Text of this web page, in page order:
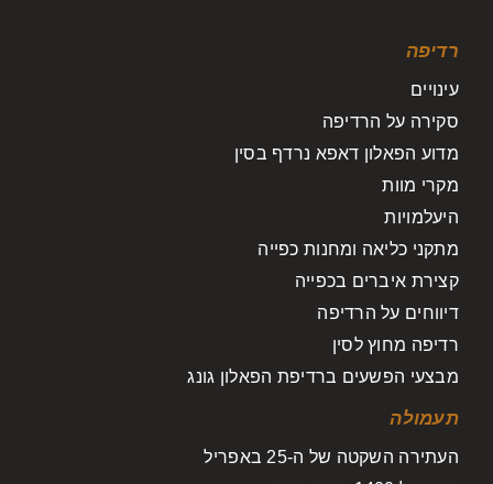
רדיפה
עינויים
סקירה על הרדיפה
מדוע הפאלון דאפא נרדף בסין
מקרי מוות
היעלמויות
מתקני כליאה ומחנות כפייה
קצירת איברים בכפייה
דיווחים על הרדיפה
רדיפה מחוץ לסין
מבצעי הפשעים ברדיפת הפאלון גונג
תעמולה
העתירה השקטה של ה-25 באפריל